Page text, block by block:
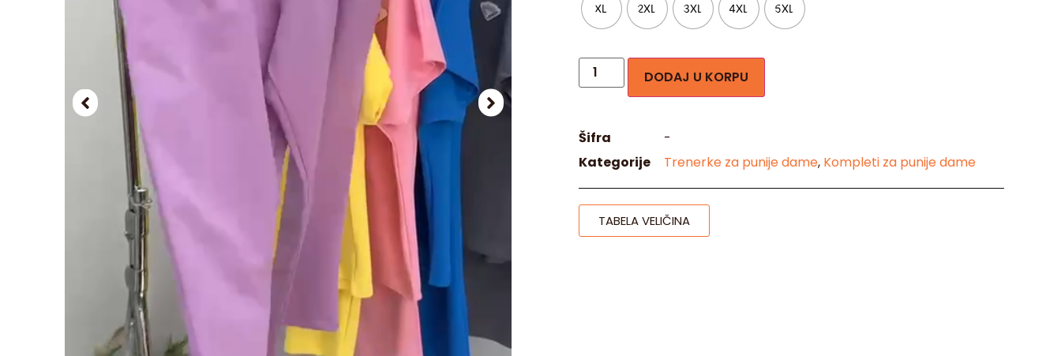
XL 2XL 3XL 4XL 5XL
DODAJ U KORPU
Šifra
-
Kategorije
Trenerke za punije dame, Kompleti za punije dame
TABELA VELIČINA